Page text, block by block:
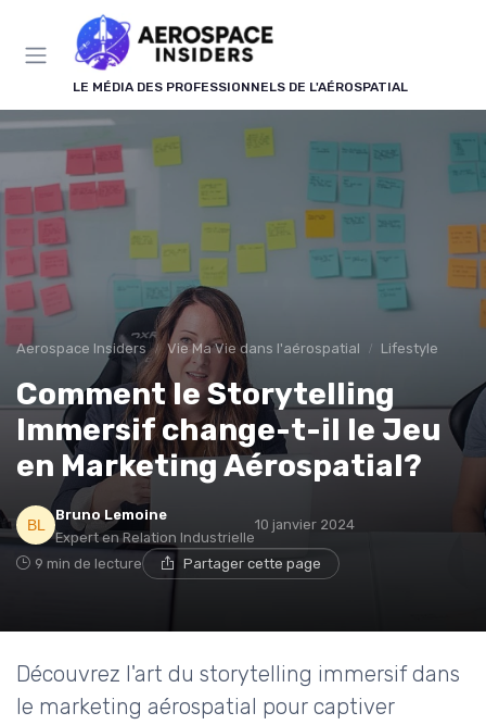
LE MÉDIA DES PROFESSIONNELS DE L'AÉROSPATIAL
Aerospace Insiders Vie Ma Vie dans l'aérospatial Lifestyle
Comment le Storytelling
Immersif change-t-il le Jeu
en Marketing Aérospatial?
Bruno Lemoine
Expert en Relation Industrielle
10 janvier 2024
9 min de lecture Partager cette page
Découvrez l'art du storytelling immersif dans
le marketing aérospatial pour captiver
Panneau de gestion des cookies